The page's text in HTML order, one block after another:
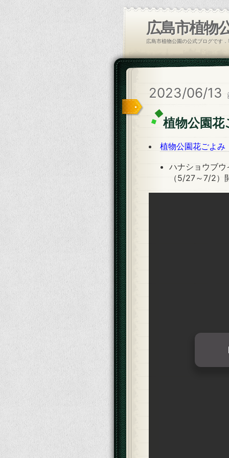
広島市植物
広島市植物公園の公式ブログです
2023/06/13
植物公園
植物公園花ごよみ
ハナショウブ
（5/27～7/2）